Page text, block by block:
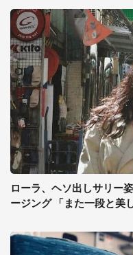
ローラ、ヘソ出しサリー
ージング 「また一段と美